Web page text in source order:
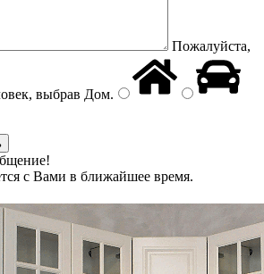
Пожалуйста,
выбрав Дом.
с Вами в ближайшее время.